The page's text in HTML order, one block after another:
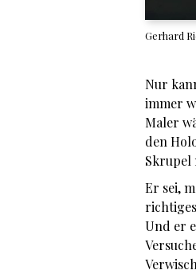
Gerhard
Nur
immer
Maler
den
Er sei,
Und er